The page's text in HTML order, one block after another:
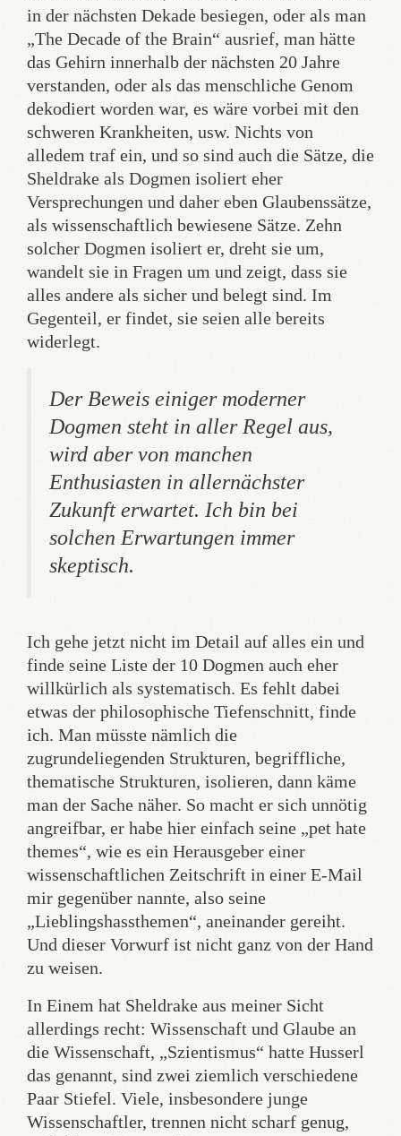
in der nächsten Dekade besiegen, oder als man
„The Decade of the Brain“ ausrief, man hätte
das Gehirn innerhalb der nächsten 20 Jahre
verstanden, oder als das menschliche Genom
dekodiert worden war, es wäre vorbei mit den
schweren Krankheiten, usw. Nichts von
alledem traf ein, und so sind auch die Sätze, die
Sheldrake als Dogmen isoliert eher
Versprechungen und daher eben Glaubenssätze,
als wissenschaftlich bewiesene Sätze. Zehn
solcher Dogmen isoliert er, dreht sie um,
wandelt sie in Fragen um und zeigt, dass sie
alles andere als sicher und belegt sind. Im
Gegenteil, er findet, sie seien alle bereits
widerlegt.
Der Beweis einiger moderner
Dogmen steht in aller Regel aus,
wird aber von manchen
Enthusiasten in allernächster
Zukunft erwartet. Ich bin bei
solchen Erwartungen immer
skeptisch.
Ich gehe jetzt nicht im Detail auf alles ein und
finde seine Liste der 10 Dogmen auch eher
willkürlich als systematisch. Es fehlt dabei
etwas der philosophische Tiefenschnitt, finde
ich. Man müsste nämlich die
zugrundeliegenden Strukturen, begriffliche,
thematische Strukturen, isolieren, dann käme
man der Sache näher. So macht er sich unnötig
angreifbar, er habe hier einfach seine „pet hate
themes“, wie es ein Herausgeber einer
wissenschaftlichen Zeitschrift in einer E-Mail
mir gegenüber nannte, also seine
„Lieblingshassthemen“, aneinander gereiht.
Und dieser Vorwurf ist nicht ganz von der Hand
zu weisen.
In Einem hat Sheldrake aus meiner Sicht
allerdings recht: Wissenschaft und Glaube an
die Wissenschaft, „Szientismus“ hatte Husserl
das genannt, sind zwei ziemlich verschiedene
Paar Stiefel. Viele, insbesondere junge
Wissenschaftler, trennen nicht scharf genug,